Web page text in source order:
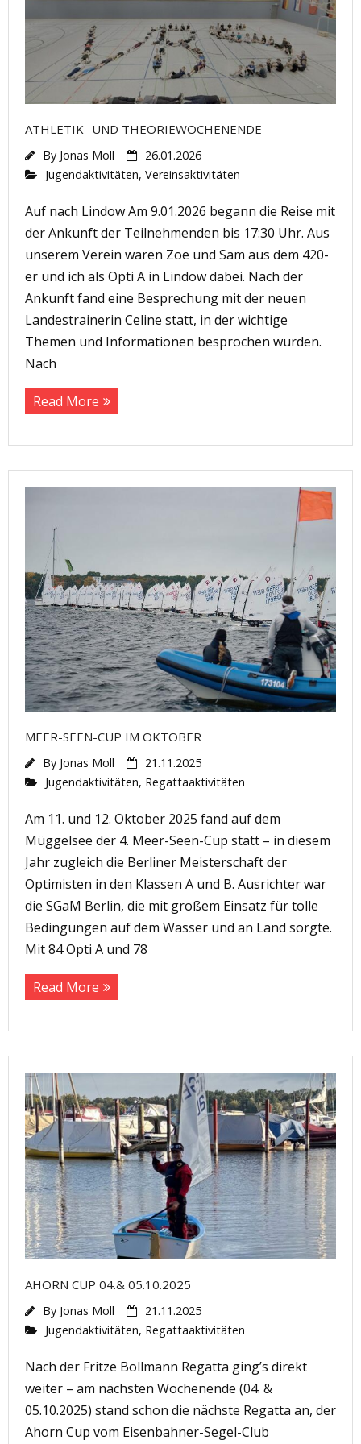
ATHLETIK- UND THEORIEWOCHENENDE
By Jonas Moll
26.01.2026
Jugendaktivitäten, Vereinsaktivitäten
Auf nach Lindow Am 9.01.2026 begann die Reise mit
der Ankunft der Teilnehmenden bis 17:30 Uhr. Aus
unserem Verein waren Zoe und Sam aus dem 420-
er und ich als Opti A in Lindow dabei. Nach der
Ankunft fand eine Besprechung mit der neuen
Landestrainerin Celine statt, in der wichtige
Themen und Informationen besprochen wurden.
Nach
Read More
MEER-SEEN-CUP IM OKTOBER
By Jonas Moll
21.11.2025
Jugendaktivitäten, Regattaaktivitäten
Am 11. und 12. Oktober 2025 fand auf dem
Müggelsee der 4. Meer-Seen-Cup statt – in diesem
Jahr zugleich die Berliner Meisterschaft der
Optimisten in den Klassen A und B. Ausrichter war
die SGaM Berlin, die mit großem Einsatz für tolle
Bedingungen auf dem Wasser und an Land sorgte.
Mit 84 Opti A und 78
Read More
AHORN CUP 04.& 05.10.2025
By Jonas Moll
21.11.2025
Jugendaktivitäten, Regattaaktivitäten
Nach der Fritze Bollmann Regatta ging’s direkt
weiter – am nächsten Wochenende (04. &
05.10.2025) stand schon die nächste Regatta an, der
Ahorn Cup vom Eisenbahner-Segel-Club